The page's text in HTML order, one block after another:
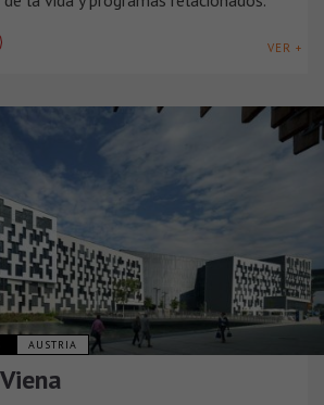
VER +
AUSTRIA